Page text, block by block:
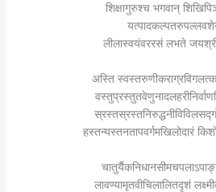
शिक्षागुरुश्च भगवान्
लीलास्वयंवररसं लभते
अस्ति
हस्तन्यस्तनतापवर्गमखिलोदारं
लावण्यामृतवीचिलालितदृशं